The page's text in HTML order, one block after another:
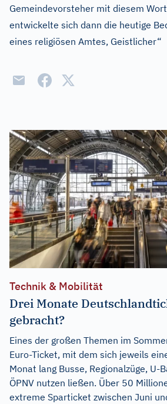
Gemeindevorsteher mit diesem
entwickelte sich dann die heutige
eines religiösen Amtes, Geistlicher“
Technik & Mobilität
Drei Monate
gebracht?
Eines der großen Themen im
Euro-Ticket, mit dem sich jeweils
Monat lang Busse, Regionalzüge, U-
ÖPNV nutzen ließen. Über 50
extreme Sparticket zwischen Juni